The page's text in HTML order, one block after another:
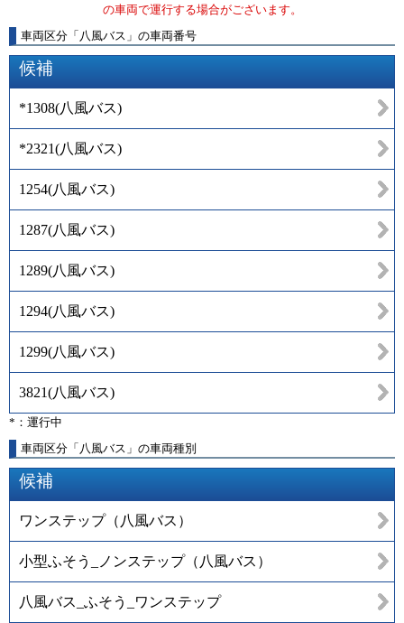
の車両で運行する場合がございます。
車両区分 「 八風バス 」 の車両番号
候補
*1308(八風バス)
*2321(八風バス)
1254(八風バス)
1287(八風バス)
1289(八風バス)
1294(八風バス)
1299(八風バス)
3821(八風バス)
*：運行中
車両区分「八風バス」の車両種別
候補
ワンステップ（八風バス）
小型ふそう_ノンステップ（八風バス）
八風バス_ふそう_ワンステップ